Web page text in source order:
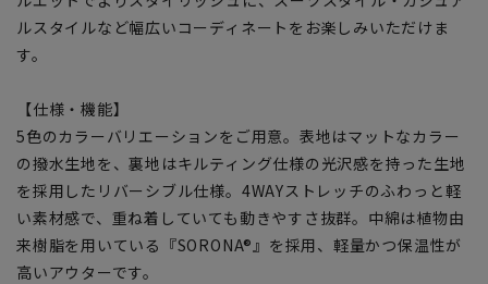
ルスタイルなど幅広いコーディネートをお楽しみいただけま
す。
【仕様・機能】
5色のカラーバリエーションをご用意。表地はマットなカラー
の撥水生地を、裏地はキルティング仕様の光沢感を持った生地
を採用したリバーシブル仕様。4WAYストレッチのふわっと軽
い素材感で、重ね着していても動きやすさ抜群。中綿は植物由
来樹脂を用いている『SORONA®』を採用、軽量かつ保温性が
高いアウターです。